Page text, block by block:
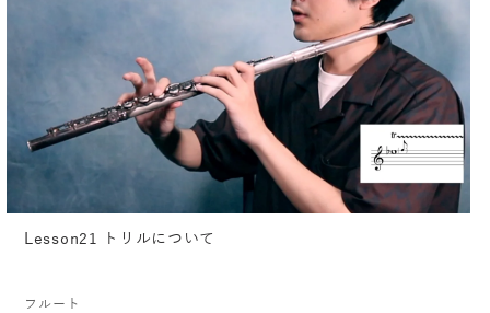
Lesson21 トリルについて
フルート